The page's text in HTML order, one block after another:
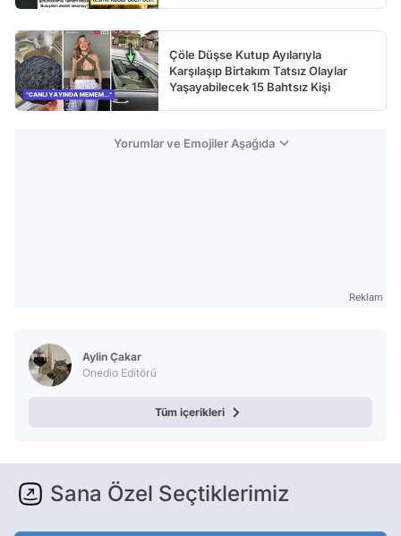
Çöle Düşse Kutup Ayılarıyla
Karşılaşıp Birtakım Tatsız Olaylar
Yaşayabilecek 15 Bahtsız Kişi
Yorumlar ve Emojiler Aşağıda
Reklam
Aylin Çakar
Onedio Editörü
Tüm içerikleri
Sana Özel Seçtiklerimiz